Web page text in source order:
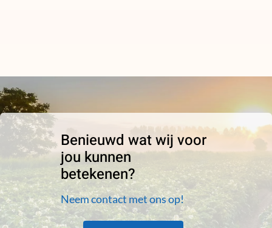
Benieuwd wat wij voor
jou kunnen
betekenen?
Neem contact met ons op!